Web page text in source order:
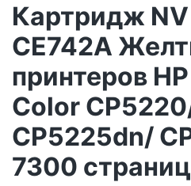
Картридж
CE742A
принтеров
Color
CP5225dn/
7300 страниц